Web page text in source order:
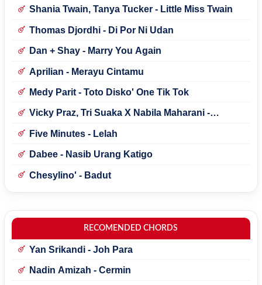
Shania Twain, Tanya Tucker - Little Miss Twain
Thomas Djordhi - Di Por Ni Udan
Dan + Shay - Marry You Again
Aprilian - Merayu Cintamu
Medy Parit - Toto Disko' One Tik Tok
Vicky Praz, Tri Suaka X Nabila Maharani -
Five Minutes - Lelah
Dabee - Nasib Urang Katigo
Chesylino' - Badut
RECOMENDED CHORDS
Yan Srikandi - Joh Para
Nadin Amizah - Cermin